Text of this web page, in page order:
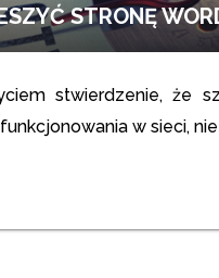
STRONĘ
stwierdzenie, że
w sieci,